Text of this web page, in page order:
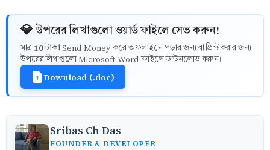
💎 উপরের লিখাগুলো ওয়ার্ড ফাইলে সেভ করুন!
মাত্র 10 টাকাSend Money করে অফলাইনে পড়ার জন্য বা প্রিন্ট করার জন্য
উপরের লিখাগুলো Microsoft Word ফাইলে ডাউনলোড করুন।
Download (.doc)
Sribas Ch Das
FOUNDER & DEVELOPER